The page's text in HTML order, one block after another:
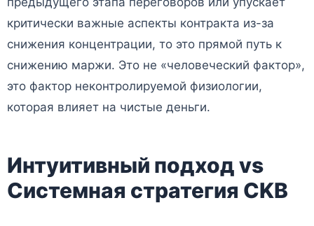
критически важные аспекты контракта из-за
снижения концентрации, то это прямой путь к
снижению маржи. Это не «человеческий фактор»,
это фактор неконтролируемой физиологии,
которая влияет на чистые деньги.
Интуитивный подход vs
Системная стратегия CKB